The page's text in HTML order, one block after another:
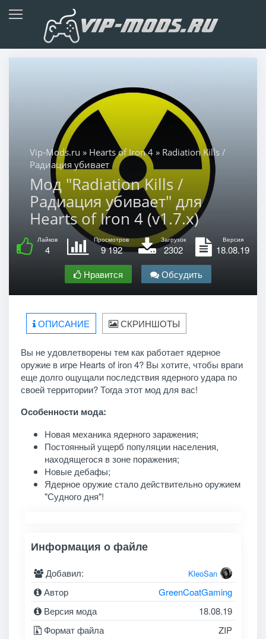
Vip-Mods.ru » Hearts of Iron 4» Radiation Kills /
Радиация убивает
Мод "Radiation Kills /
Радиация убивает" для
Hearts of Iron 4 (v1.7.x)
Лайков
4
Просмотров
9 192
Загрузок
2302
Версия
18.08.19
Нравится
Обсудить
ОПИСАНИЕ СКРИНШОТЫ
Вы не удовлетворены тем как работает ядерное
оружие в игре Hearts of iron 4? Вы хотите, чтобы враги
еще долго ощущали последствия ядерного удара по
своей территории? Тогда этот мод для вас!
Особенности мода:
Новая механика ядерного заражения;
Постоянный ущерб популяции населения,
находящегося в зоне поражения;
Новые дебафы;
Ядерное оружие стало действительно оружием
"Судного дня"!
Информация о файле
Добавил: KleoSan
Автор
GreenCoatGaming
Версия мода
18.08.19
Формат файла
ZIP